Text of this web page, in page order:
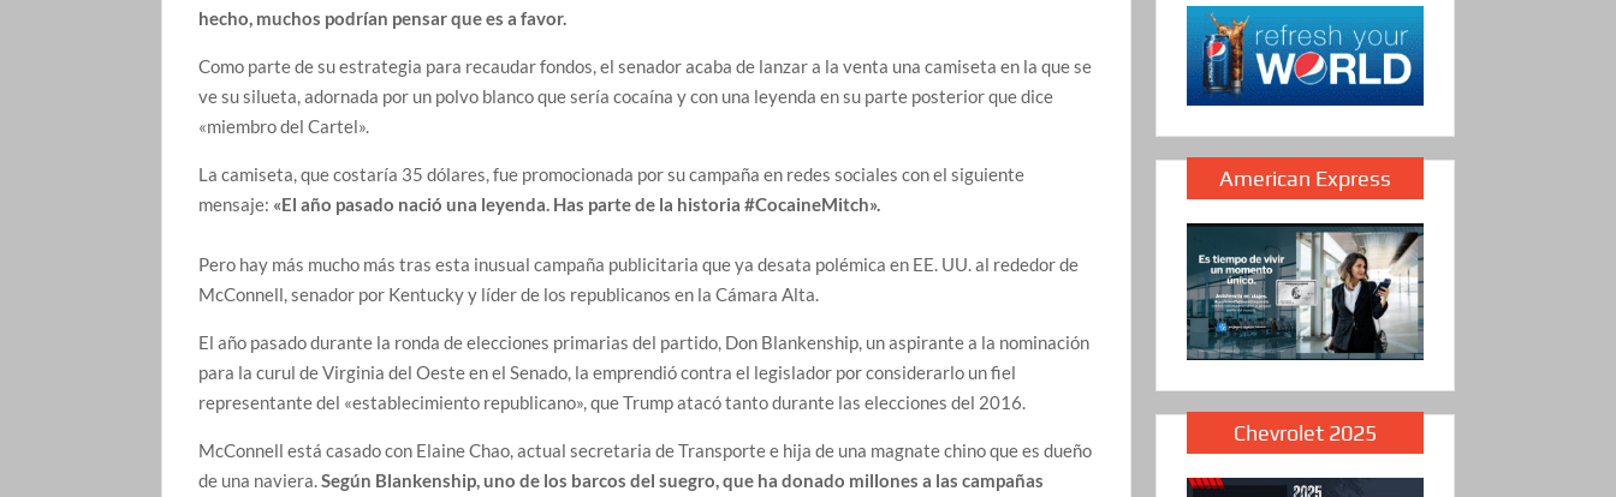
hecho, muchos podrían pensar que es a favor.
Como parte de su estrategia para recaudar fondos, el senador acaba de lanzar a la venta una camiseta en la que se
ve su silueta, adornada por un polvo blanco que sería cocaína y con una leyenda en su parte posterior que dice
«miembro del Cartel».
La camiseta, que costaría 35 dólares, fue promocionada por su campaña en redes sociales con el siguiente
mensaje: «El año pasado nació una leyenda. Has parte de la historia #CocaineMitch».
Pero hay más mucho más tras esta inusual campaña publicitaria que ya desata polémica en EE. UU. al rededor de
McConnell, senador por Kentucky y líder de los republicanos en la Cámara Alta.
El año pasado durante la ronda de elecciones primarias del partido, Don Blankenship, un aspirante a la nominación
para la curul de Virginia del Oeste en el Senado, la emprendió contra el legislador por considerarlo un fiel
representante del «establecimiento republicano», que Trump atacó tanto durante las elecciones del 2016.
McConnell está casado con Elaine Chao, actual secretaria de Transporte e hija de una magnate chino que es dueño
de una naviera.Según Blankenship, uno de los barcos del suegro, que ha donado millones a las campañas
American Express
Chevrolet 2025